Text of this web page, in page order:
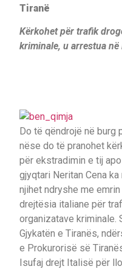
Tiranë
Kërkohet për trafik
kriminale, u arrestua në
Do të qëndrojë në
nëse do të pranohet
për ekstradimin e tij
gjyqtari Neritan Cena
njihet ndryshe me emrin
drejtësia italiane për
organizatave kriminale.
Gjykatën e Tiranës,
e Prokurorisë së
Isufaj drejt Italisë për